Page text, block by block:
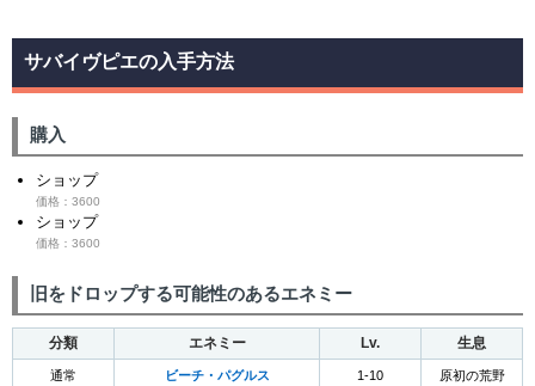
サバイヴピエの入手方法
購入
ショップ
価格：3600
ショップ
価格：3600
旧をドロップする可能性のあるエネミー
分類 エネミー Lv. 生息
通常 ビーチ・パグルス 1-10 原初の荒野